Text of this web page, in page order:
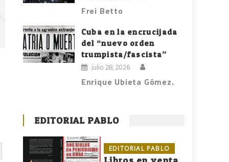
Frei Betto
Cuba en la encrucijada
del “nuevo orden
trumpista/fascista”
julio 28, 2026
Enrique Ubieta Gómez.
EDITORIAL PABLO
EDITORIAL PABLO